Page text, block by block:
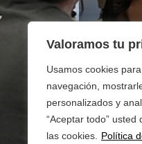
Valoramos tu
Usamos cookies
navegación,
personalizados y
“Aceptar todo”
las cookies.
Política